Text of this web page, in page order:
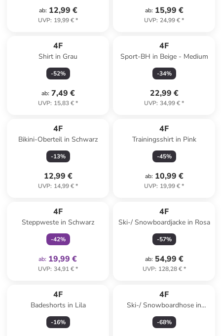
ab: 12,99 €
UVP: 19,99 €*
ab: 15,99 €
UVP: 24,99 €*
4F
Shirt in Grau
-52%
ab: 7,49 €
UVP: 15,83 €*
4F
Sport-BH in Beige - Medium
-34%
22,99 €
UVP: 34,99 €*
4F
Bikini-Oberteil in Schwarz
-13%
12,99 €
UVP: 14,99 €*
4F
Trainingsshirt in Pink
-45%
ab: 10,99 €
UVP: 19,99 €*
4F
Steppweste in Schwarz
-42%
ab: 19,99 €
UVP: 34,91 €*
4F
Ski-/ Snowboardjacke in Rosa
-57%
ab: 54,99 €
UVP: 128,28 €*
4F
Badeshorts in Lila
-16%
4F
Ski-/ Snowboardhose in
Schwarz
-68%